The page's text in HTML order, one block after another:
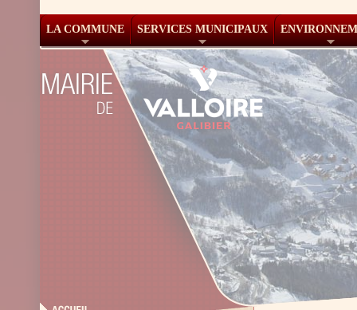
LA COMMUNE SERVICES MUNICIPAUX